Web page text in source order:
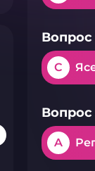
Вопрос
C
Вопрос
A